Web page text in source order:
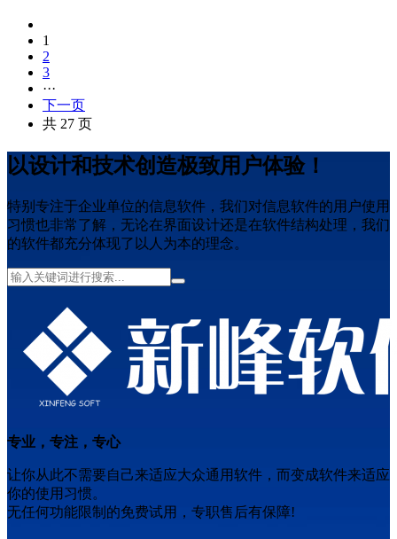
1
2
3
···
下一页
共 27 页
以设计和技术创造极致用户体验！
特别专注于企业单位的信息软件，我们对信息软件的用户使用
习惯也非常了解，无论在界面设计还是在软件结构处理，我们
的软件都充分体现了以人为本的理念。
专业，专注，专心
让你从此不需要自己来适应大众通用软件，而变成软件来适应
你的使用习惯。
无任何功能限制的免费试用，专职售后有保障!